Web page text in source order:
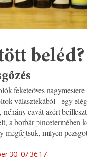
beléd?
feketeöves
választékából - egy
néhány cavát azért
a borbár pincetermében
megfejtsük, milyen
30. 07:36:17